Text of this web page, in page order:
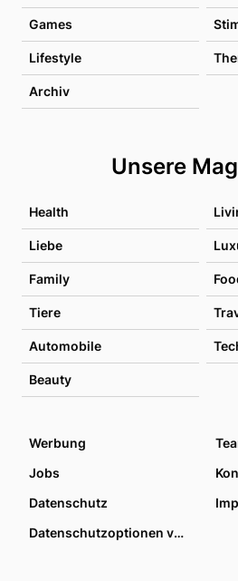
Games
Lifestyle
Archiv
Unsere
Health
Liebe
Family
Tiere
Automobile
Beauty
Werbung
Jobs
Datenschutz
Datenschutzoptionen verwalten